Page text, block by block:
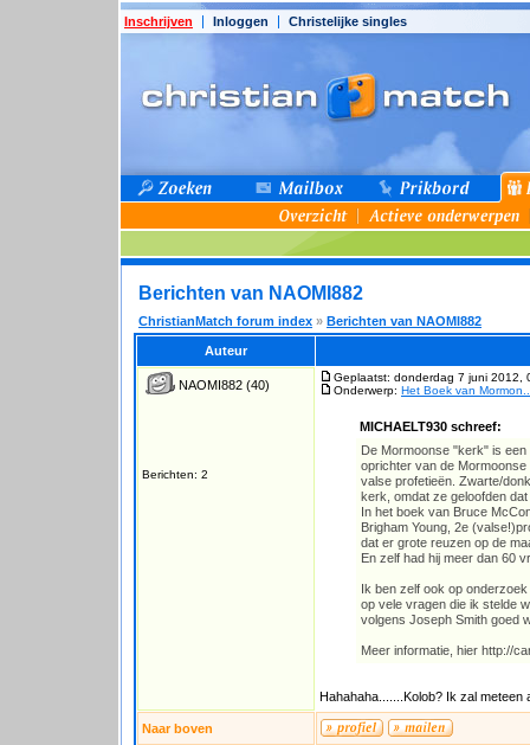
Inschrijven Inloggen Christelijke singles
Berichten van NAOMI882
ChristianMatch forum index » Berichten van NAOMI882
Auteur
NAOMI882 (40)
Berichten: 2
Geplaatst: donderdag 7 juni 2012,
Onderwerp: Het Boek van
MICHAELT930 schreef:
De Mormoonse "kerk" is een
oprichter van de
valse profetieën. Zwarte/
kerk, omdat ze geloofden
In het boek van Bruce
Brigham Young, 2e
dat er grote reuzen op de
En zelf had hij meer dan 60
Ik ben zelf ook op
op vele vragen die ik stelde
volgens Joseph Smith goed
Meer informatie, hier http://
Hahahaha.......Kolob? Ik zal
Naar boven